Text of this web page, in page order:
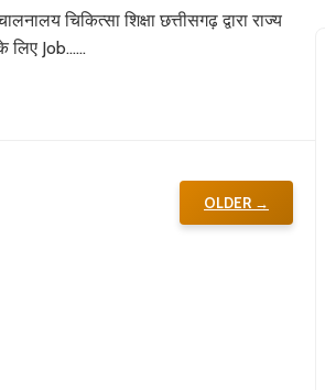
चिकित्सा शिक्षा छत्तीसगढ़ द्वारा राज्य
लिए Job......
OLDER →